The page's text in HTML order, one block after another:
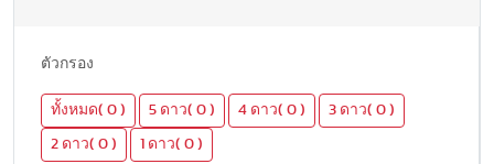
ตัวกรอง
ทั้งหมด( 0 ) 5 ดาว( 0 ) 4 ดาว( 0 ) 3 ดาว( 0 )
2 ดาว( 0 ) 1 ดาว( 0 )